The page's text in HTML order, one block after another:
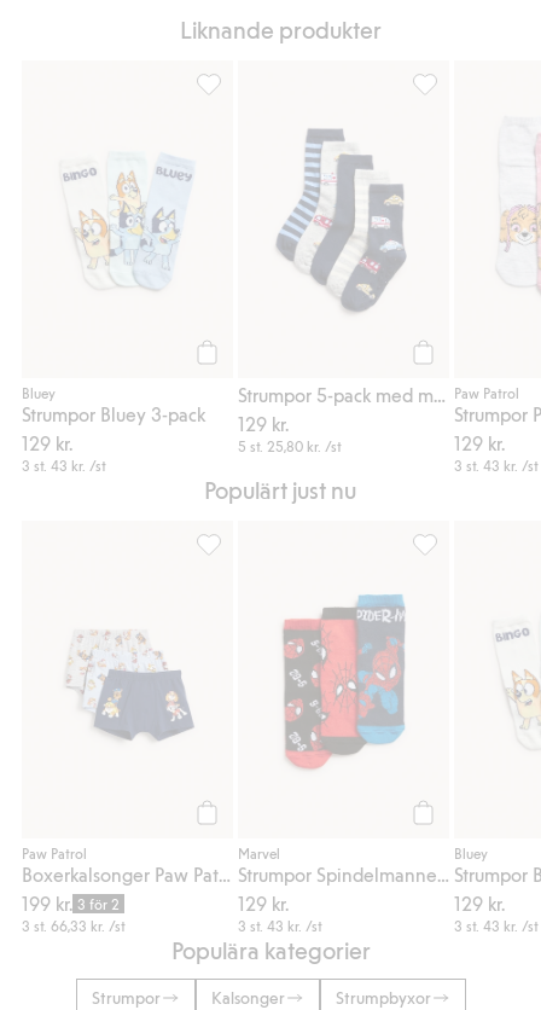
Liknande produkter
Bluey
Strumpor Bluey 3-pack
129 kr.
3 st. 43 kr. /st
129 kr.
5 st.25,80 kr. /st
Paw Patrol
129 kr.
3 st.43 kr. /st
Populärt just nu
Paw Patrol
199 kr. 3 för 2
3 st. 66,33 kr. /st
Marvel
129 kr.
3 st.43 kr. /st
Bluey
Strumpor
129 kr.
3 st.43 kr. /st
Populära kategorier
Strumpor Kalsonger
Strumpbyxor